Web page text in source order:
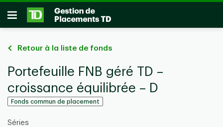
Passer au contenu principal
Ouvrir
Retour à la liste de fonds
Portefeuille FNB géré TD –
croissance équilibrée – D
Fonds commun de placement
Séries